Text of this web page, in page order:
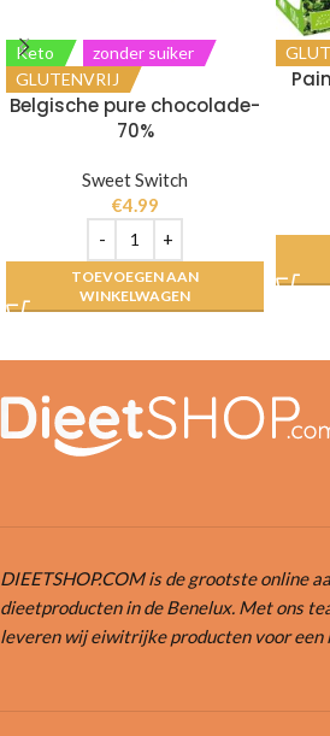
Keto
zonder suiker
GLUTENVRIJ
Belgische pure chocolade-
70%
Sweet Switch
€4.99
TOEVOEGEN AAN
WINKELWAGEN
DIEETSHOP.COM is de grootste online
dieetproducten in de Benelux. Met ons
leveren wij eiwitrijke producten voor een